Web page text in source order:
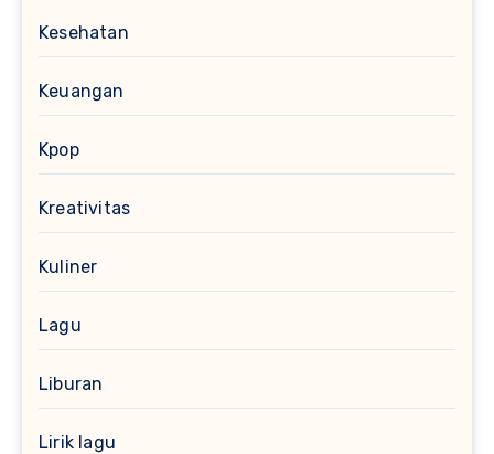
Kesehatan
Keuangan
Kpop
Kreativitas
Kuliner
Lagu
Liburan
Lirik lagu